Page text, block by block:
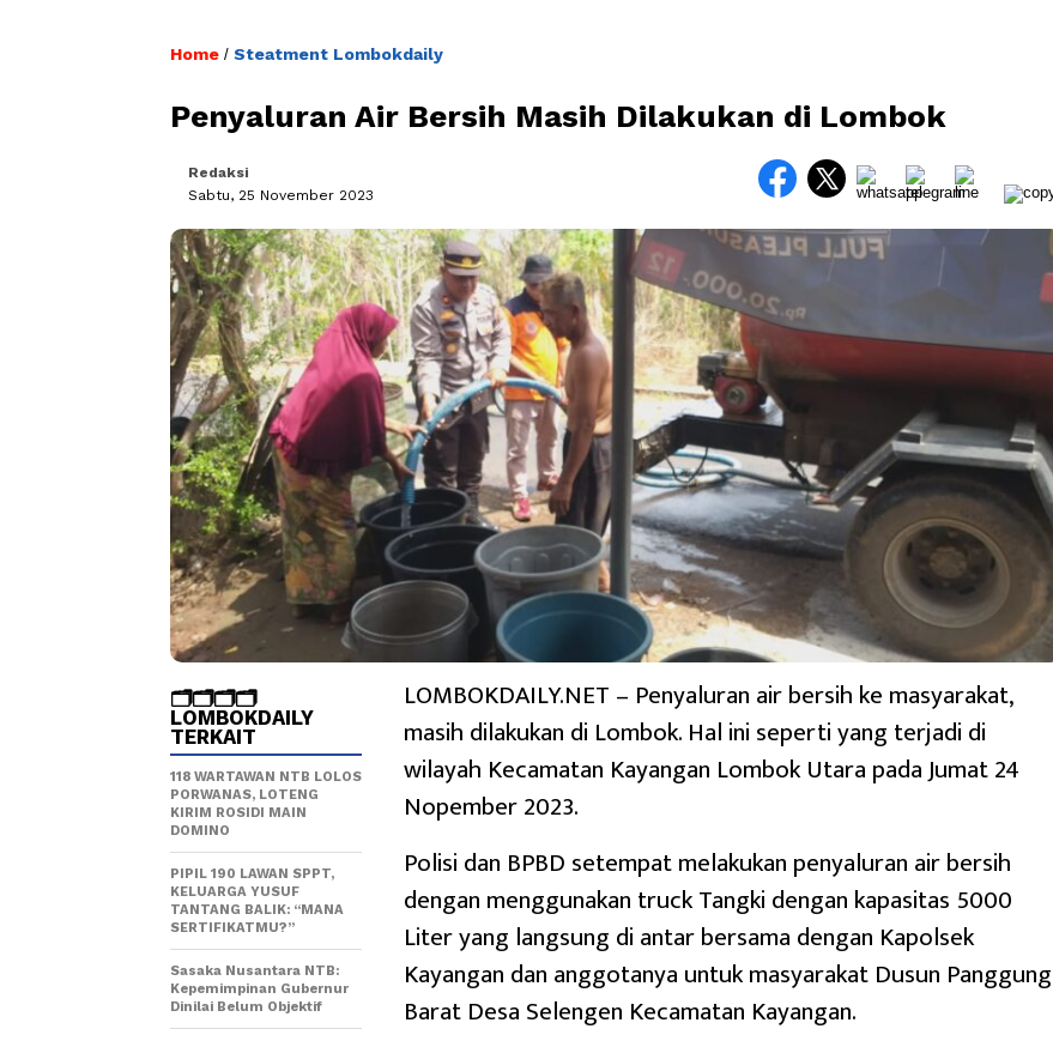
Home / Steatment Lombokdaily
Penyaluran Air Bersih Masih Dilakukan di Lombok
Redaksi
Sabtu, 25 November 2023
LOMBOKDAILY.NET – Penyaluran air bersih ke masyarakat,
masih dilakukan di Lombok. Hal ini seperti yang terjadi di
wilayah Kecamatan Kayangan Lombok Utara pada Jumat 24
Nopember 2023.
Polisi dan BPBD setempat melakukan penyaluran air bersih
dengan menggunakan truck Tangki dengan kapasitas 5000
Liter yang langsung di antar bersama dengan Kapolsek
Kayangan dan anggotanya untuk masyarakat Dusun Panggung
Barat Desa Selengen Kecamatan Kayangan.
🗂️🗂️🗂️🗂️
LOMBOKDAILY
TERKAIT
118 WARTAWAN NTB LOLOS
PORWANAS, LOTENG
KIRIM ROSIDI MAIN
DOMINO
PIPIL 190 LAWAN SPPT,
KELUARGA YUSUF
TANTANG BALIK: “MANA
SERTIFIKATMU?”
Sasaka Nusantara NTB:
Kepemimpinan Gubernur
Dinilai Belum Objektif